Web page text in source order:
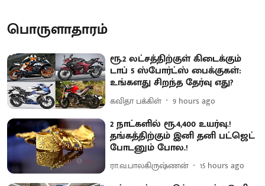
பொருளாதாரம்
ரூ.2 லட்சத்திற்குள் கிடைக்கும்
டாப் 5 ஸ்போர்ட்ஸ் பைக்குகள்:
உங்களது சிறந்த தேர்வு எது?
கவிதா பக்கிள் 9 hours ago
2 நாட்களில் ரூ.4,400 உயர்வு.!
தங்கத்திற்கும் இனி தனி பட்ஜெட்
போடனும் போல.!
ரா.வ.பாலகிருஷ்ணன் 15 hours ago